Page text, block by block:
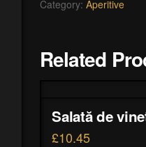
Category:Aperitive
Related
Salată de
£10.45